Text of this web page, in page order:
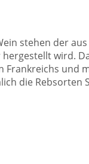
stehen der
wird.
und
die